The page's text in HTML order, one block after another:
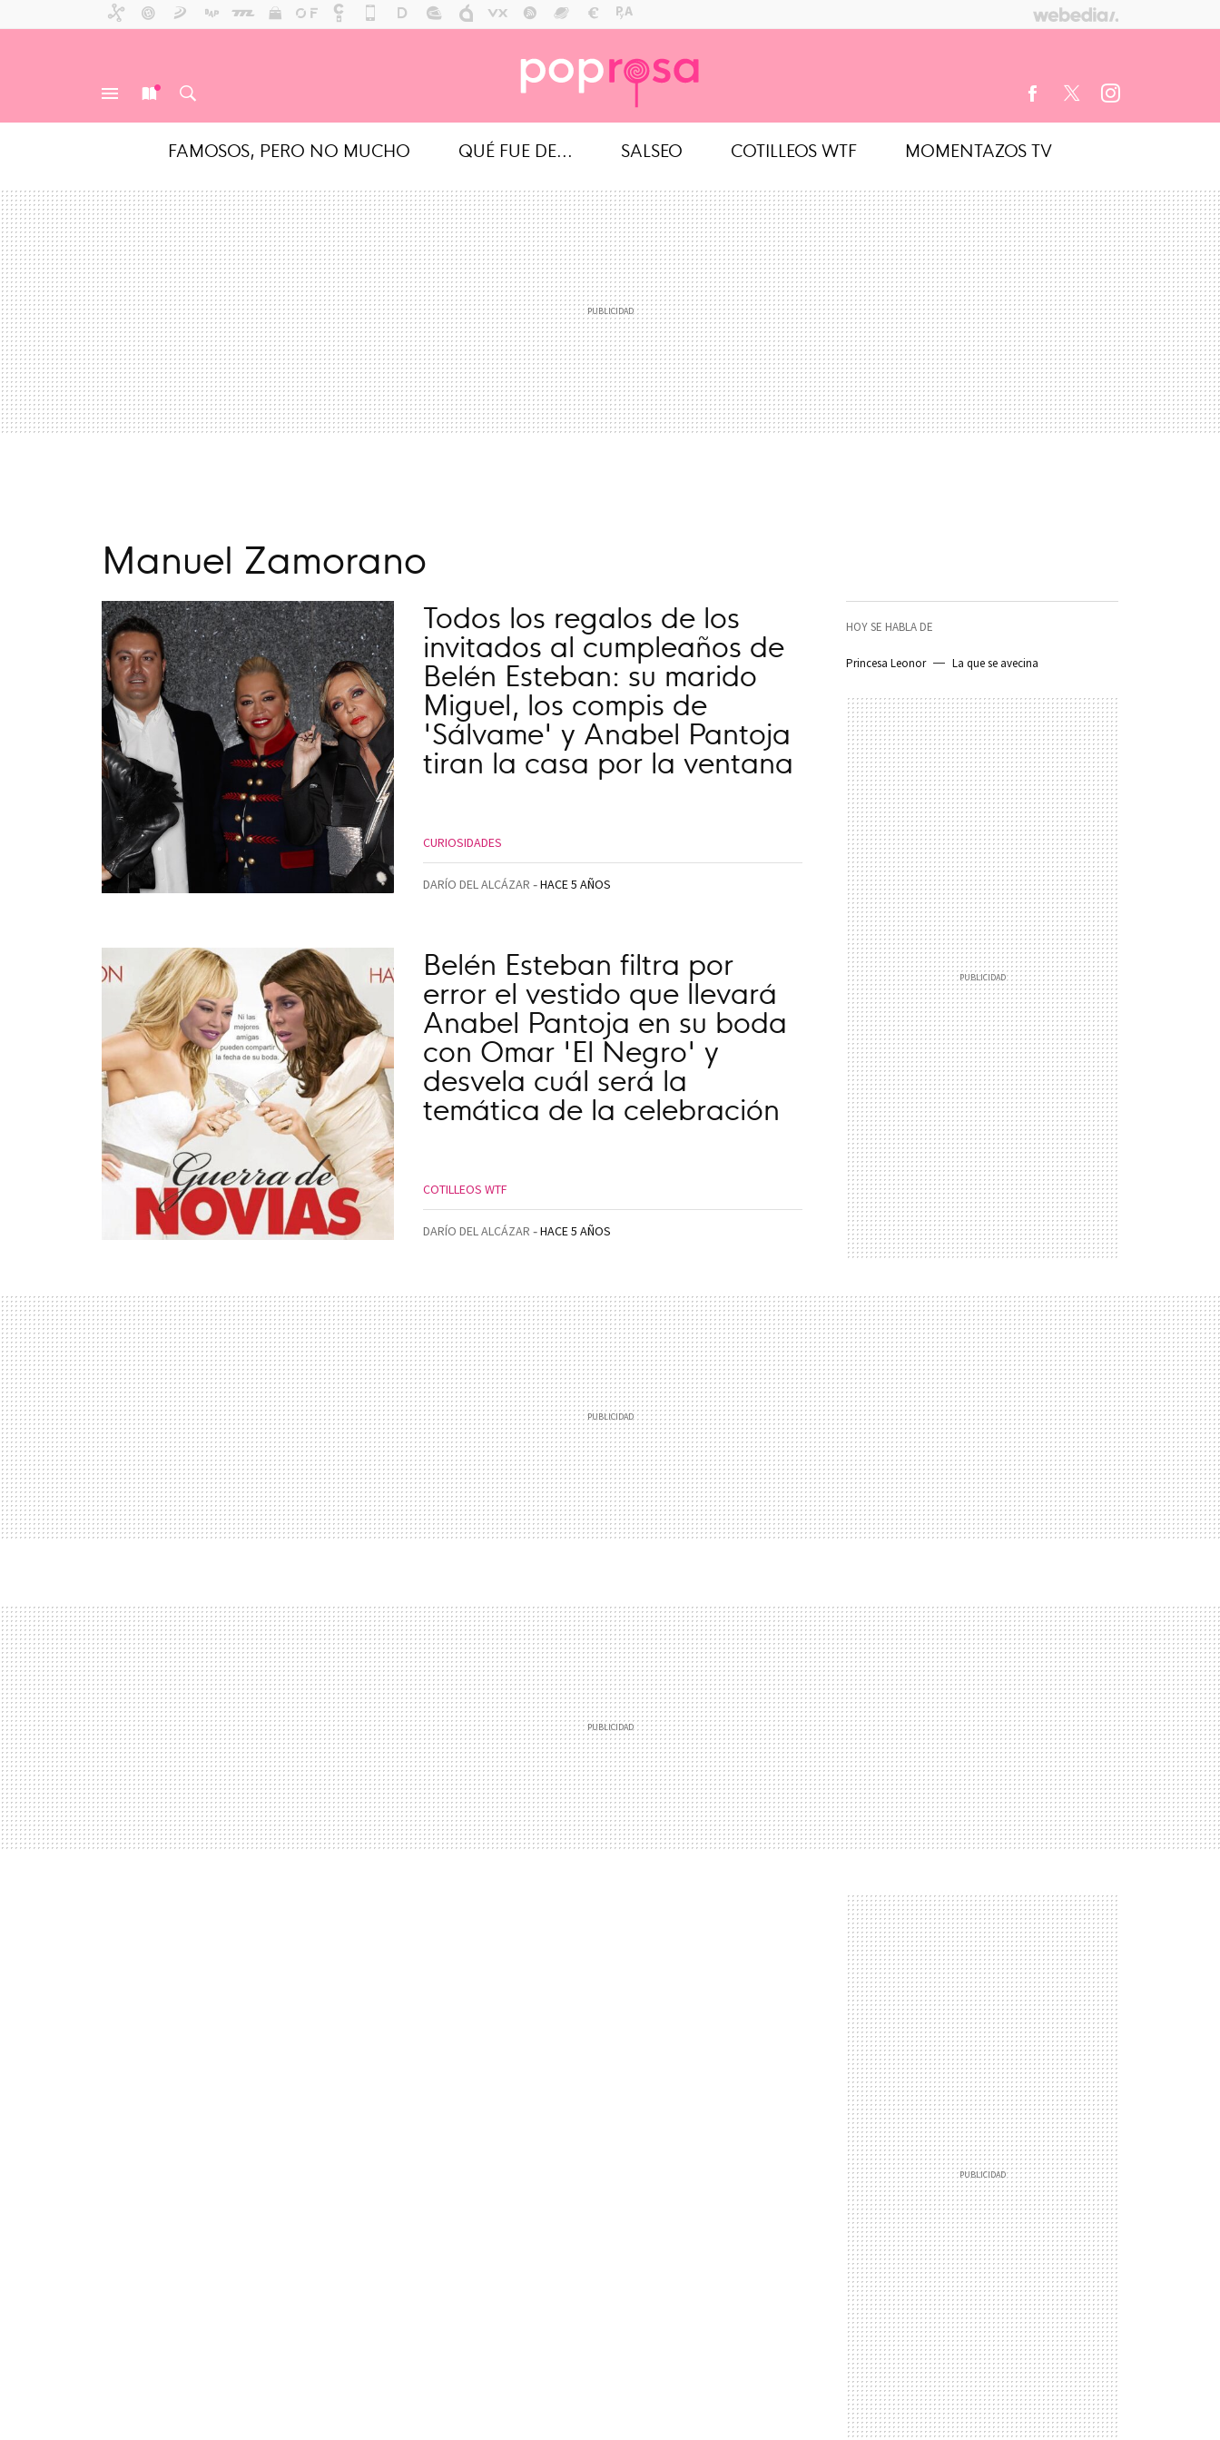
FAMOSOS, PERO NO MUCHO QUÉ FUE DE... SALSEO COTILLEOS WTF MOMENTAZOS TV
Manuel Zamorano
HOY SE HABLA DE
Princesa Leonor La que se avecina
Todos los regalos de los
invitados al cumpleaños de
Belén Esteban: su marido
Miguel, los compis de
'Sálvame' y Anabel Pantoja
tiran la casa por la ventana
CURIOSIDADES
DARÍO DEL ALCÁZAR HACE 5 AÑOS
Belén Esteban filtra por
error el vestido que llevará
Anabel Pantoja en su boda
con Omar 'El Negro' y
desvela cuál será la
temática de la celebración
COTILLEOS WTF
DARÍO DEL ALCÁZAR HACE 5 AÑOS